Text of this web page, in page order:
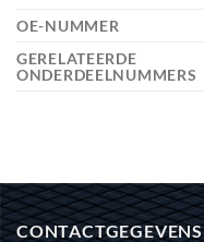
OE-NUMMER
GERELATEERDE
ONDERDEELNUMMERS
CONTACTGEGEVENS